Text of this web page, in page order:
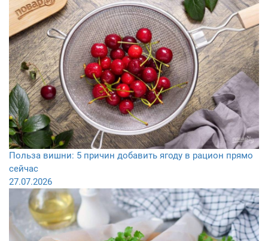
Польза вишни: 5 причин добавить ягоду в рацион прямо
сейчас
27.07.2026